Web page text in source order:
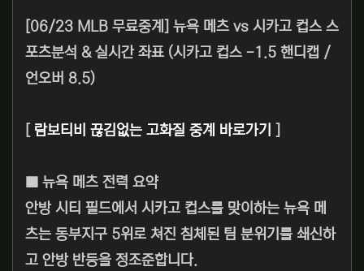
[06/23 MLB 무료중계] 뉴욕 메츠 vs 시카고 컵스 스
포츠분석 & 실시간 좌표 (시카고 컵스 -1.5 핸디캡 /
언오버 8.5)
람보티비 끊김없는 고화질 중계 바로가기
■ 뉴욕 메츠 전력 요약
안방 시티 필드에서 시카고 컵스를 맞이하는 뉴욕 메
츠는 동부지구 5위로 쳐진 침체된 팀 분위기를 쇄신하
고 안방 반등을 정조준합니다.